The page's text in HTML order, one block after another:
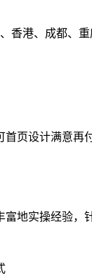
香港、成都、
首页设计满意再
富地实操经验，